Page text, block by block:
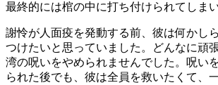
最終的には棺の中に打ち付けられてしまい
謝怜が人面疫を発動する前、彼は何かし
つけたいと思っていました。どんなに頑
湾の呪いをやめられませんでした。呪い
られた後でも、彼は全員を救いたくて、